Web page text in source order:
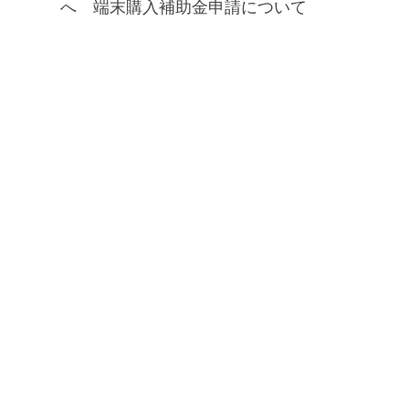
へ 端末購入補助金申請について